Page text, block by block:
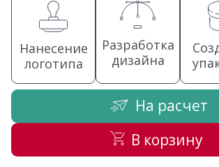
Нанесение
логотипа
Разработка
дизайна
На расчет
В корзину